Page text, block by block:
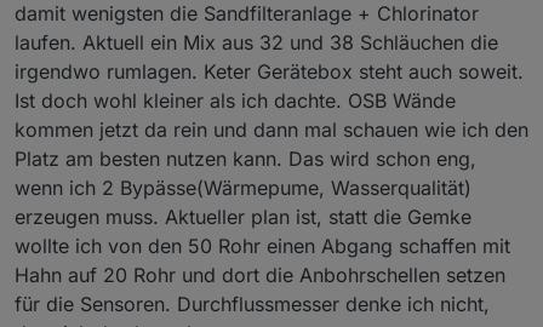
damit wenigsten die Sandfilteranlage + Chlorinator
laufen. Aktuell ein Mix aus 32 und 38 Schläuchen die
irgendwo rumlagen. Keter Gerätebox steht auch soweit.
Ist doch wohl kleiner als ich dachte. OSB Wände
kommen jetzt da rein und dann mal schauen wie ich den
Platz am besten nutzen kann. Das wird schon eng,
wenn ich 2 Bypässe(Wärmepume, Wasserqualität)
erzeugen muss. Aktueller plan ist, statt die Gemke
wollte ich von den 50 Rohr einen Abgang schaffen mit
Hahn auf 20 Rohr und dort die Anbohrschellen setzen
für die Sensoren. Durchflussmesser denke ich nicht,